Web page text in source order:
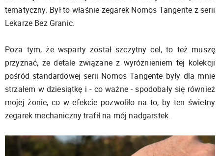
tematyczny. Był to właśnie zegarek Nomos Tangente z serii
Lekarze Bez Granic.
Poza tym, że wsparty został szczytny cel, to też muszę
przyznać, że detale związane z wyróżnieniem tej kolekcji
pośród standardowej serii Nomos Tangente były dla mnie
strzałem w dziesiątkę i - co ważne - spodobały się również
mojej żonie, co w efekcie pozwoliło na to, by ten świetny
zegarek mechaniczny trafił na mój nadgarstek.